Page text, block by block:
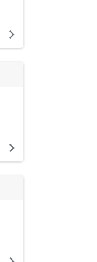
navigate_next
navigate_next